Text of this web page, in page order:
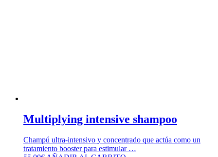
Multiplying intensive shampoo
Champú ultra-intensivo y concentrado que actúa como un
tratamiento booster para estimular …